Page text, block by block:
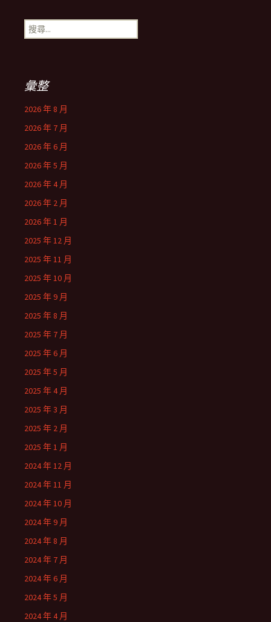
搜
尋
彙整
2026 年 8 月
2026 年 7 月
2026 年 6 月
2026 年 5 月
2026 年 4 月
2026 年 2 月
2026 年 1 月
2025 年 12 月
2025 年 11 月
2025 年 10 月
2025 年 9 月
2025 年 8 月
2025 年 7 月
2025 年 6 月
2025 年 5 月
2025 年 4 月
2025 年 3 月
2025 年 2 月
2025 年 1 月
2024 年 12 月
2024 年 11 月
2024 年 10 月
2024 年 9 月
2024 年 8 月
2024 年 7 月
2024 年 6 月
2024 年 5 月
2024 年 4 月